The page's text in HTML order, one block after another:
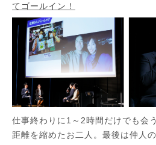
てゴールイン！
仕事終わりに1～2時間だけでも会
距離を縮めたお二人。最後は仲人